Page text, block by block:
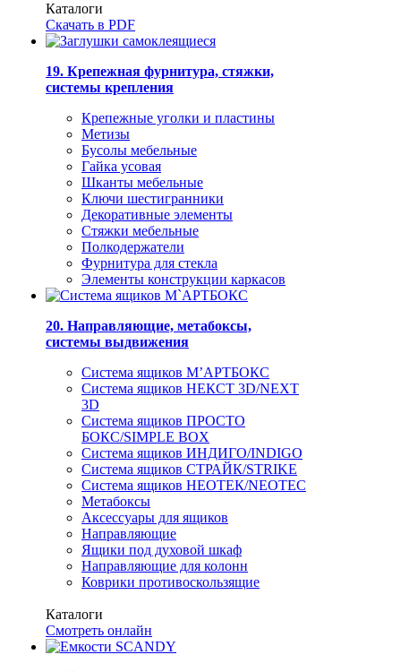
Каталоги
Скачать в PDF
19. Крепежная фурнитура, стяжки,
системы крепления
Крепежные уголки и пластины
Метизы
Бусолы мебельные
Гайка усовая
Шканты мебельные
Ключи шестигранники
Декоративные элементы
Стяжки мебельные
Полкодержатели
Фурнитура для стекла
Элементы конструкции каркасов
20. Направляющие, метабоксы,
системы выдвижения
Система ящиков М’АРТБОКС
Система ящиков НЕКСТ 3D/NEXT
3D
Система ящиков ПРОСТО
БОКС/SIMPLE BOX
Система ящиков ИНДИГО/INDIGO
Система ящиков СТРАЙК/STRIKE
Система ящиков НЕОТЕК/NEOTEC
Метабоксы
Аксессуары для ящиков
Направляющие
Ящики под духовой шкаф
Направляющие для колонн
Коврики противоскользящие
Каталоги
Смотреть онлайн